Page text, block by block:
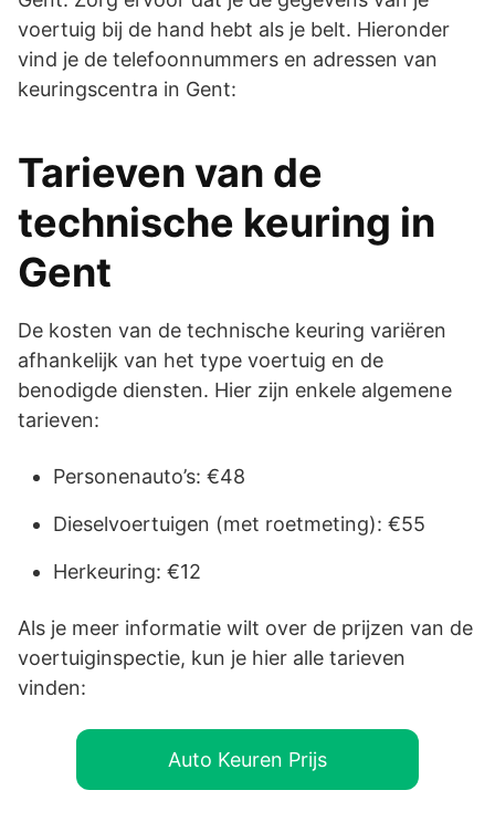
voertuig bij de hand hebt als je belt. Hieronder
vind je de telefoonnummers en adressen van
keuringscentra in Gent:
Tarieven van de
technische keuring in
Gent
De kosten van de technische keuring variëren
afhankelijk van het type voertuig en de
benodigde diensten. Hier zijn enkele algemene
tarieven:
Personenauto’s: €48
Dieselvoertuigen (met roetmeting): €55
Herkeuring: €12
Als je meer informatie wilt over de prijzen van de
voertuiginspectie, kun je hier alle tarieven
vinden:
Auto Keuren Prijs